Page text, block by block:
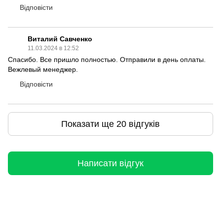
Відповісти
Виталий Савченко
11.03.2024 в 12:52
Спасибо. Все пришло полностью. Отправили в день оплаты.
Вежлевый менеджер.
Відповісти
Показати ще 20 відгуків
Написати відгук